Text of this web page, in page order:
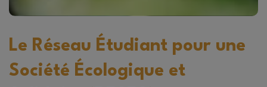
Le Réseau Étudiant pour une
Société Écologique et